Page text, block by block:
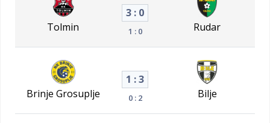
Tolmin
3 : 0
1 : 0 Rudar
Brinje Grosuplje
1 : 3
0 : 2 Bilje